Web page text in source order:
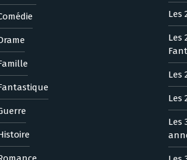
Les
Les
Les
Les
Les